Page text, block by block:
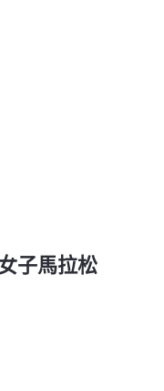
子馬拉松